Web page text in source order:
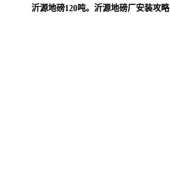
沂源地磅120吨。沂源地磅厂安装攻略